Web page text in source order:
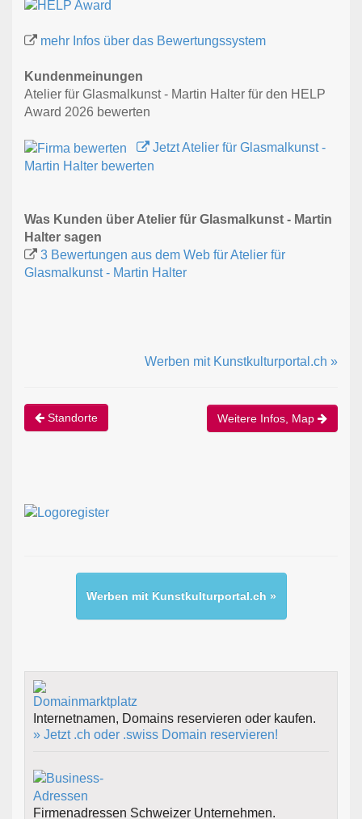
mehr Infos über das Bewertungssystem
Kundenmeinungen
Atelier für Glasmalkunst - Martin Halter für den HELP
Award 2026 bewerten
Jetzt Atelier für Glasmalkunst -
Martin Halter bewerten
Was Kunden über Atelier für Glasmalkunst - Martin
Halter sagen
3 Bewertungen aus dem Web für Atelier für
Glasmalkunst - Martin Halter
Werben mit Kunstkulturportal.ch »
Standorte Weitere Infos, Map
Werben mit Kunstkulturportal.ch »
Internetnamen, Domains reservieren oder kaufen.
» Jetzt .ch oder .swiss Domain reservieren!
Firmenadressen Schweizer Unternehmen.